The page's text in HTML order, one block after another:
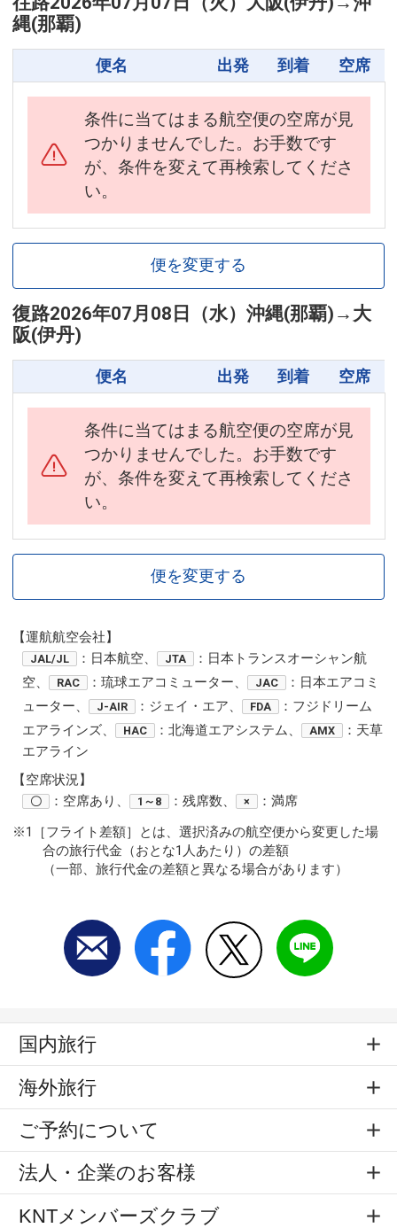
縄(那覇)
便名 出発 到着 空席
条件に当てはまる航空便の空席が見
つかりませんでした。お手数です
が、条件を変えて再検索してくださ
い。
便を変更する
復路2026年07月08日（水） 沖縄(那覇) → 大
阪(伊丹)
便名 出発 到着 空席
条件に当てはまる航空便の空席が見
つかりませんでした。お手数です
が、条件を変えて再検索してくださ
い。
便を変更する
【運航航空会社】
JAL/JL ：日本航空、 JTA
：日本トランスオーシャン航
空、
RAC ：琉球エアコミューター、 JAC
：日本エアコミ
ューター、
J-AIR ：ジェイ・エア、 FDA
：フジドリーム
エアラインズ、
HAC ：北海道エアシステム、 AMX
：天草
エアライン
【空席状況】
〇 ：空席あり、 1～8 ：残席数、 ×
：満席
※1［フライト差額］とは、選択済みの航空便から変更した場
合の旅行代金（おとな1人あたり）の差額
（一部、旅行代金の差額と異なる場合があります）
国内旅行
海外旅行
ご予約について
法人・企業のお客様
KNTメンバーズクラブ